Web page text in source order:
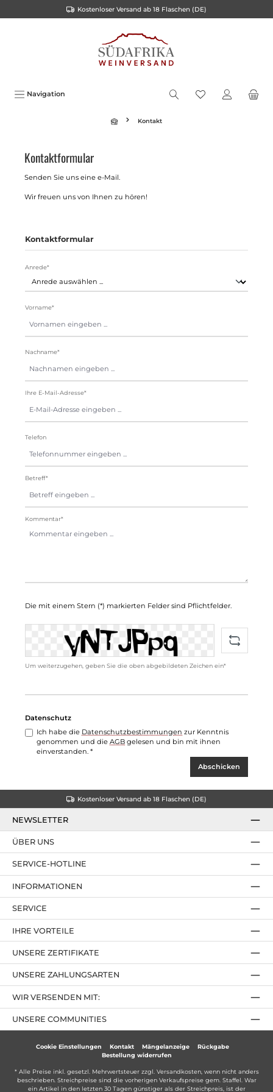
Kostenloser Versand ab 18 Flaschen (DE)
Navigation
Kontakt
Kontaktformular
Senden Sie uns eine e-Mail.
Wir freuen uns von Ihnen zu hören!
Kontaktformular
Anrede*
Vorname*
Nachname*
Ihre E-Mail-Adresse*
Telefon
Betreff*
Kommentar*
Die mit einem Stern (*) markierten Felder sind Pflichtfelder.
Um weiterzugehen, geben Sie die oben abgebildeten Zeichen ein*
Datenschutz
Ich habe die Datenschutzbestimmungen zur Kenntnis
genommen und dieAGB gelesen und bin mit ihnen
einverstanden. *
Abschicken
Kostenloser Versand ab 18 Flaschen (DE)
NEWSLETTER
SERVICE-HOTLINE
IHRE VORTEILE
UNSERE ZAHLUNGSARTEN
ÜBER UNS
UNSERE ZERTIFIKATE
INFORMATIONEN
SERVICE
UNSERE COMMUNITIES
WIR VERSENDEN MIT:
Cookie Einstellungen Kontakt Mängelanzeige
Rückgabe
Bestellung widerrufen
* Alle Preise inkl. gesetzl. Mehrwertsteuer zzgl. Versandkosten, wenn nicht anders
beschrieben. Streichpreise sind die vorherigen Verkaufspreise gem. Staffel. War
ein Artikel in den letzten 30 Tagen günstiger als der Streichpreis, ist der